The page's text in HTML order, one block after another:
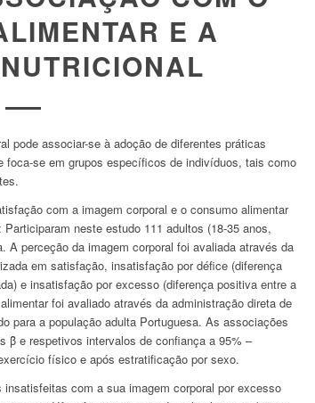
E A
pode associar-se à adoção de diferentes práticas
se em grupos específicos de indivíduos, tais como
com a imagem corporal e o consumo alimentar
neste estudo 111 adultos (18-35 anos,
A perceção da imagem corporal foi avaliada através da
em satisfação, insatisfação por défice (diferença
e insatisfação por excesso (diferença positiva entre a
foi avaliado através da administração direta de
para a população adulta Portuguesa. As associações
β̂ e respetivos intervalos de confiança a 95% –
físico e após estratificação por sexo.
com a sua imagem corporal por excesso